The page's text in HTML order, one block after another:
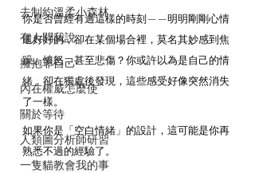
去制約溫柔小森林
有人問我說
擁抱非自己
內在權威怎麼使
關於等待
人類圖分析師研習
一隻貓教會我的事
你是否曾經有過這樣的時刻——明明剛剛心情
還好好的，卻在某個場合裡，莫名其妙感到焦
躁、憤怒，甚至悲傷？你或許以為是自己的情
緒，卻在獨處後發現，這些感受好像突然消失
了一樣。
如果你是「空白情緒」的設計，這可能是你再
熟悉不過的經驗了。